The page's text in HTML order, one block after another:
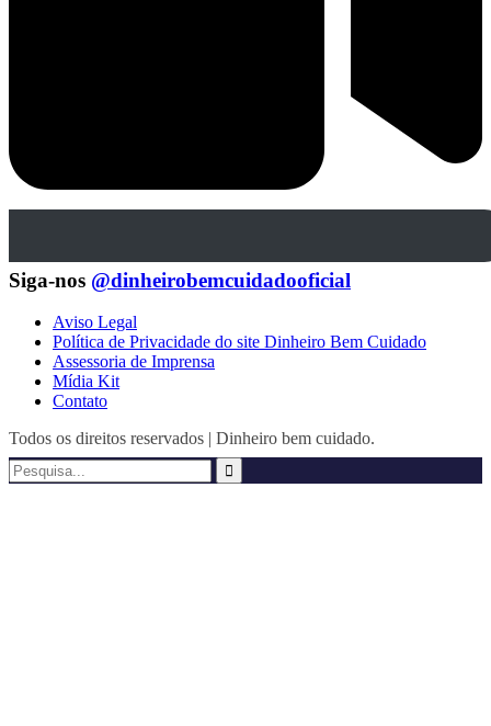
Siga-nos @dinheirobemcuidadooficial
Aviso Legal
Política de Privacidade do site Dinheiro Bem Cuidado
Assessoria de Imprensa
Mídia Kit
Contato
Todos os direitos reservados | Dinheiro bem cuidado.